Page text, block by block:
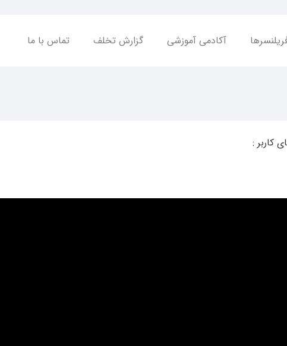
آکادمی آموزشی گزارش تخلف تماس با ما
کاربر :